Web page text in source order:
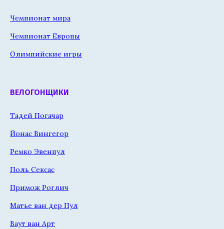
Чемпионат мира
Чемпионат Европы
Олимпийские игры
ВЕЛОГОНЩИКИ
Тадей Погачар
Йонас Вингегор
Ремко Эвенпул
Поль Сексас
Примож Роглич
Матье ван дер Пул
Ваут ван Арт